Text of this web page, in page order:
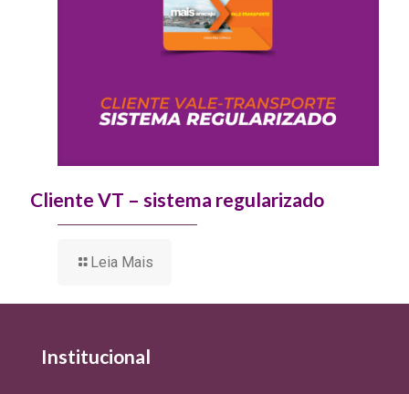
Cliente VT – sistema regularizado
Leia Mais
Institucional